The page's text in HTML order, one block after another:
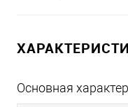
Основная